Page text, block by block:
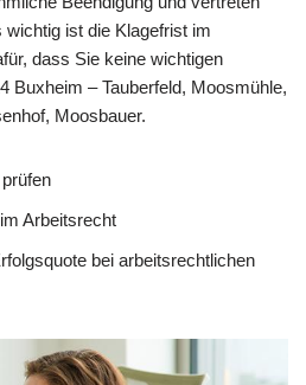
ist die Klagefrist im
dass Sie keine wichtigen
Buxheim – Tauberfeld, Moosmühle,
Moosbauer.
Arbeitsrecht
bei arbeitsrechtlichen